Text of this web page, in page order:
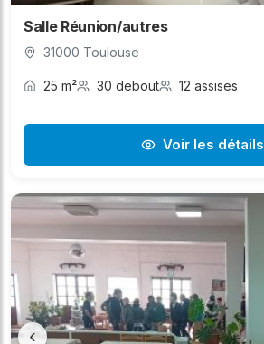
Salle Réunion/autres
31000 Toulouse
25 m² 30 debout 12 assises
Voir les détails
‹